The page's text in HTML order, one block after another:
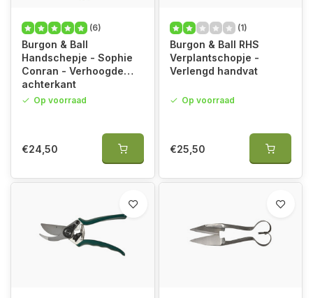
(6)
Burgon & Ball
Handschepje - Sophie
Conran - Verhoogde
achterkant
Op voorraad
€24,50
(1)
Burgon & Ball RHS
Verplantschopje -
Verlengd handvat
Op voorraad
€25,50